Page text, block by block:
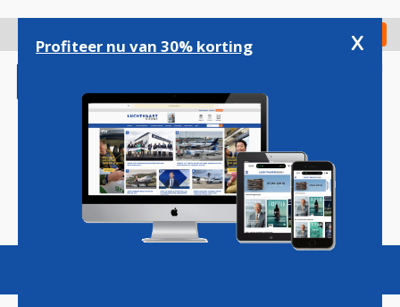
gaan
Check in
Magazine Podcasts Vacatures
Profiteer nu van 30% korting x